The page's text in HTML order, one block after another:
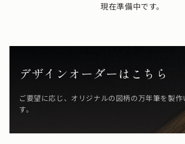
現在準備中です。
デザインオーダーはこちら
ご要望に応じ、オリジナルの図柄の万年筆を製
す。